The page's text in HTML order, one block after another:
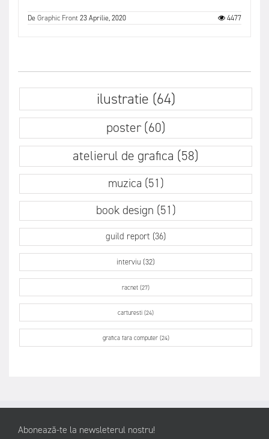
DeGraphic Front23 Aprilie, 2020 4477
ilustratie (64)
poster (60)
atelierul de grafica (58)
muzica (51)
book design (51)
guild report (36)
interviu (32)
racnet (27)
carturesti (24)
grafica fara computer (24)
Abonează-te la newsleterul nostru!